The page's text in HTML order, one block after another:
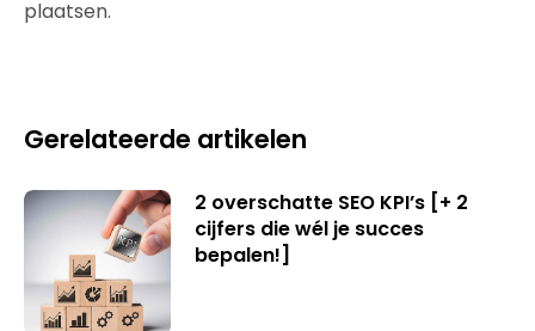
plaatsen.
Gerelateerde artikelen
2 overschatte SEO KPI’s [+ 2
cijfers die wél je succes
bepalen!]